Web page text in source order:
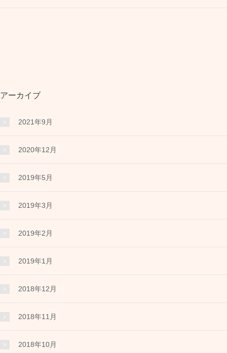
アーカイブ
2021年9月
2020年12月
2019年5月
2019年3月
2019年2月
2019年1月
2018年12月
2018年11月
2018年10月